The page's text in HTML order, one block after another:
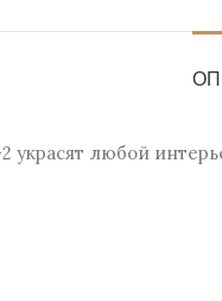
украсят любой